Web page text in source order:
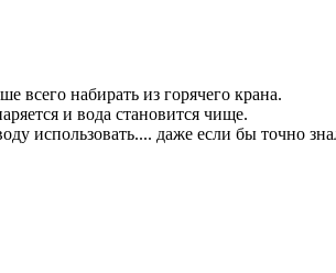
всего набирать из горячего крана.
и вода становится чище.
использовать.... даже если бы точно